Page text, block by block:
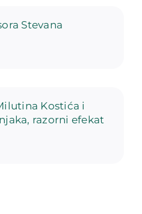
Stevana
Kostića i
razorni efekat